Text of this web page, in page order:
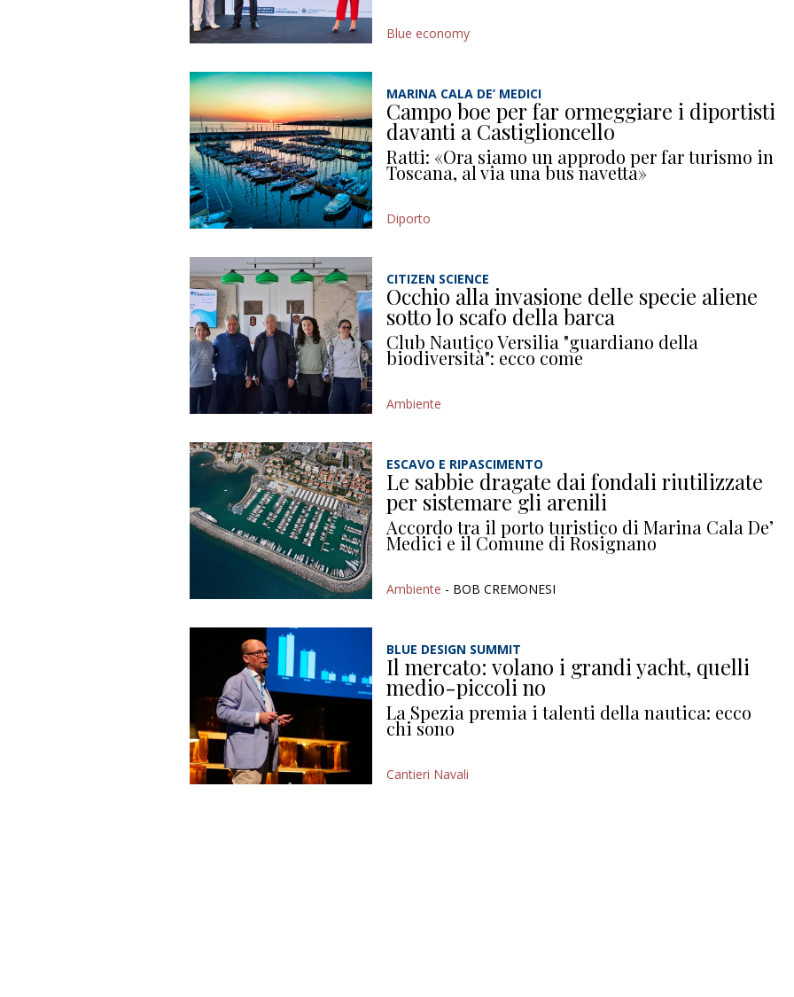
Blue economy
MARINA CALA DE’ MEDICI
Campo boe per far ormeggiare i diportisti
davanti a Castiglioncello
Ratti: «Ora siamo un approdo per far turismo in
Toscana, al via una bus navetta»
Diporto
CITIZEN SCIENCE
Occhio alla invasione delle specie aliene
sotto lo scafo della barca
Club Nautico Versilia "guardiano della
biodiversità": ecco come
Ambiente
ESCAVO E RIPASCIMENTO
Le sabbie dragate dai fondali riutilizzate
per sistemare gli arenili
Accordo tra il porto turistico di Marina Cala De’
Medici e il Comune di Rosignano
Ambiente - BOB CREMONESI
BLUE DESIGN SUMMIT
Il mercato: volano i grandi yacht, quelli
medio-piccoli no
La Spezia premia i talenti della nautica: ecco
chi sono
Cantieri Navali